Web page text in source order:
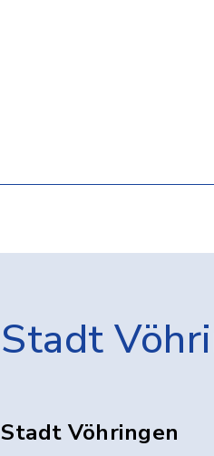
Stadt
Stadt Vöhringen